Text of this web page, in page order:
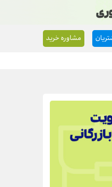
مشاوره خرید